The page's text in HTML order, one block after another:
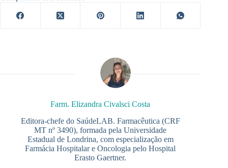
Farm. Elizandra Civalsci Costa
Editora-chefe do SaúdeLAB. Farmacêutica (CRF
MT nº 3490), formada pela Universidade
Estadual de Londrina, com especialização em
Farmácia Hospitalar e Oncologia pelo Hospital
Erasto Gaertner.